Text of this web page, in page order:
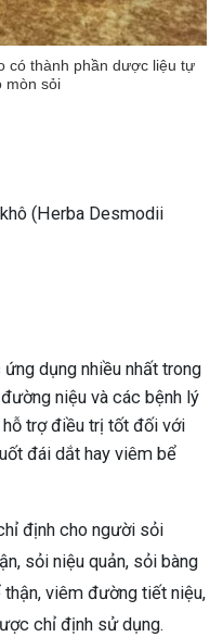
có thành phần dược liệu tự
mòn sỏi
(Herba Desmodii
dụng nhiều nhất trong
niệu và các bệnh lý
hỗ trợ điều trị tốt đối với
đái dắt hay viêm bể
định cho người sỏi
sỏi niệu quản, sỏi bàng
thận, viêm đường tiết niệu,
chỉ định sử dụng.